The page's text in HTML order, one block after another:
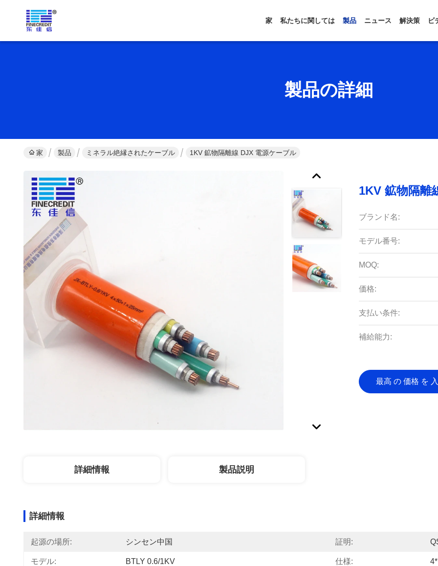
家 私たちに関しては 製品 ニュース 解決策 ビ
製品の詳細
家 製品 ミネラル絶縁されたケーブル 1KV 鉱物隔離線 DJX 電源ケーブル
1KV 鉱物隔離
ブランド名:
モデル番号:
MOQ:
価格:
支払い条件:
補給能力:
最高 の 価格 を
詳細情報 製品説明
詳細情報
起源の場所: シンセン中国 証明:
モデル: BTLY 0.6/1KV 仕様: